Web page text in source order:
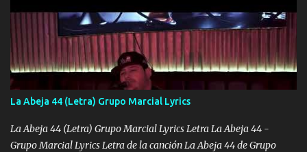
ni tampoco las mujeres porque es platica de grandes por eso hay
que estar alegres doy las instrucciones para atender los deberes
Música Si es que salta algún problema de confianza tengo gente
ahí está el Hombre Cuarenta y también Pariente 7 arreglan
cualquier problema no más es cuestión que ordené NOS HACE
FALTA UN HERMANO DE CLAVE ERA EL 24 SIEMPRE FUE UN
HOMBRE VALIENTE POR ALGO M'URIÓ PELEAND0 SIEMPRE
VIO POR LA FAMILIA PARA QUE SIGA EL LEGADO Es el DOS de
los HERMANOS un cerebro inteligente y com...
La Abeja 44 (Letra) Grupo Marcial Lyrics
La Abeja 44 (Letra) Grupo Marcial Lyrics Letra La Abeja 44 -
Grupo Marcial Lyrics Letra de la canción La Abeja 44 de Grupo